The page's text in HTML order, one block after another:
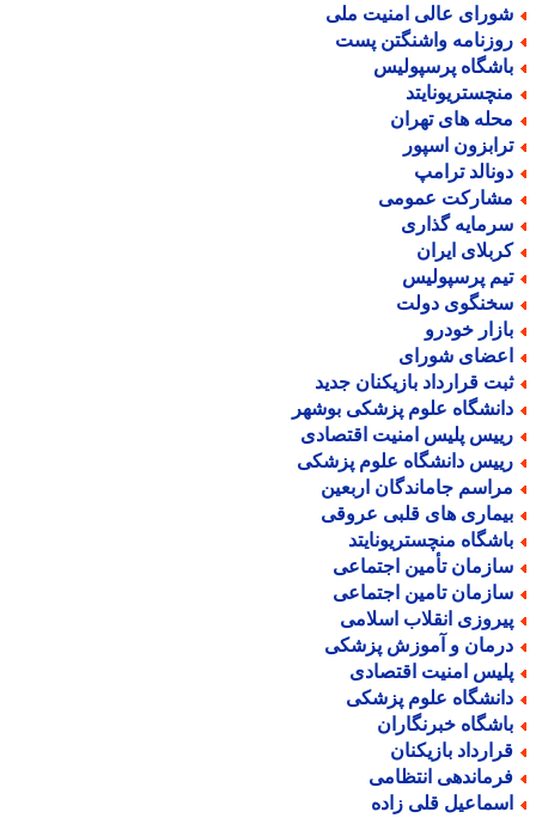
عالی امنیت ملی
واشنگتن پست
پرسپولیس
های تهران
اسپور
ترامپ
عمومی
گذاری
ایران
پرسپولیس
دولت
خودرو
شورای
قرارداد بازیکنان جدید
علوم پزشکی بوشهر
پلیس امنیت اقتصادی
دانشگاه علوم پزشکی
جاماندگان اربعین
های قلبی عروقی
منچستریونایتد
تأمین اجتماعی
تامین اجتماعی
انقلاب اسلامی
و آموزش پزشکی
امنیت اقتصادی
علوم پزشکی
خبرنگاران
بازیکنان
انتظامی
قلی زاده